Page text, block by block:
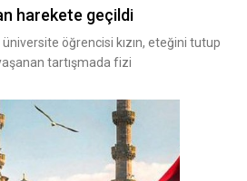
harekete geçildi
öğrencisi kızın, eteğini tutup
tartışmada fizi